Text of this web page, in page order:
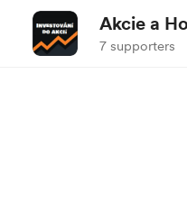
Akcie a
7 supporters